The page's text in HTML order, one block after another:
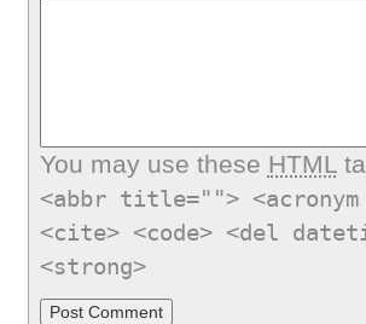
You may use these HTML
<abbr title="">
<cite> <code> <del
<strong>